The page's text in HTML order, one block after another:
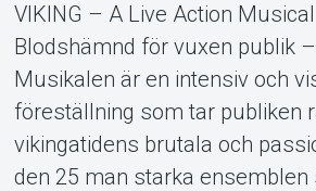
Support
VIKING – A Live Action
Blodshämnd för vuxen publik
Musikalen är en intensiv och
föreställning som tar publiken
vikingatidens brutala och
den 25 man starka ensemblen